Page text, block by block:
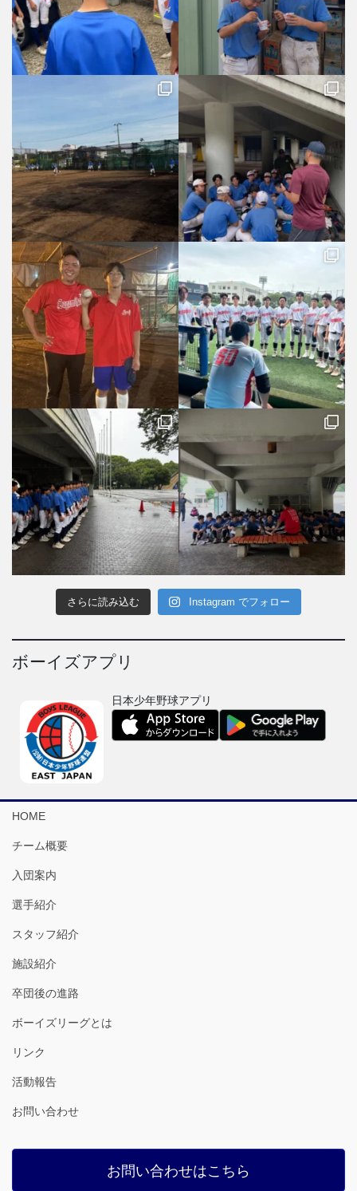
さらに読み込む Instagram でフォロー
ボーイズアプリ
日本少年野球アプリ
HOME
チーム概要
入団案内
選手紹介
スタッフ紹介
施設紹介
卒団後の進路
ボーイズリーグとは
リンク
活動報告
お問い合わせ
お問い合わせはこちら